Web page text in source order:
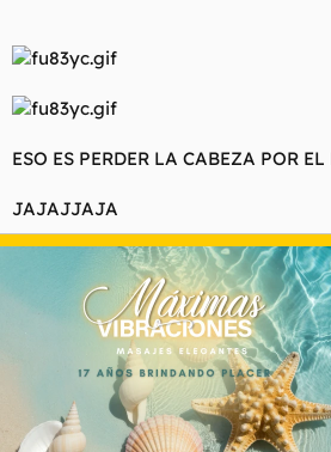
ESO ES PERDER LA CABEZA POR
JAJAJJAJA